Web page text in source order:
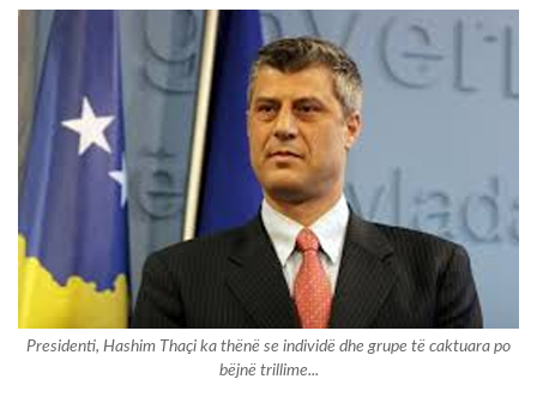
Presidenti, Hashim Thaçi ka thënë se individë dhe grupe të caktuara po
bëjnë trillime...